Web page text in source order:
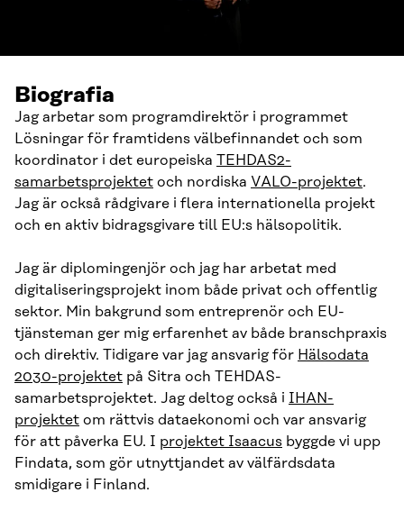
Biografia
Jag arbetar som programdirektör i programmet
Lösningar för framtidens välbefinnandet och som
koordinator i det europeiska TEHDAS2-
samarbetsprojektet och nordiska VALO-projektet.
Jag är också rådgivare i flera internationella projekt
och en aktiv bidragsgivare till EU:s hälsopolitik.
Jag är diplomingenjör och jag har arbetat med
digitaliseringsprojekt inom både privat och offentlig
sektor. Min bakgrund som entreprenör och EU-
tjänsteman ger mig erfarenhet av både branschpraxis
och direktiv. Tidigare var jag ansvarig för Hälsodata
2030-projektet på Sitra och TEHDAS-
samarbetsprojektet. Jag deltog också i IHAN-
projektet om rättvis dataekonomi och var ansvarig
för att påverka EU. I projektet Isaacus byggde vi upp
Findata, som gör utnyttjandet av välfärdsdata
smidigare i Finland.